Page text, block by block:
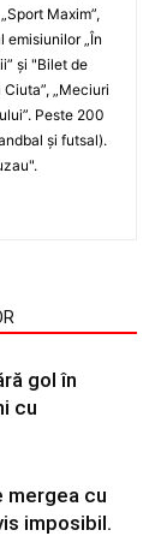
Maxim”,
emisiunilor „În
şi "Bilet de
„Meciuri
Peste 200
şi futsal).
gol în
cu
mergea cu
imposibil.